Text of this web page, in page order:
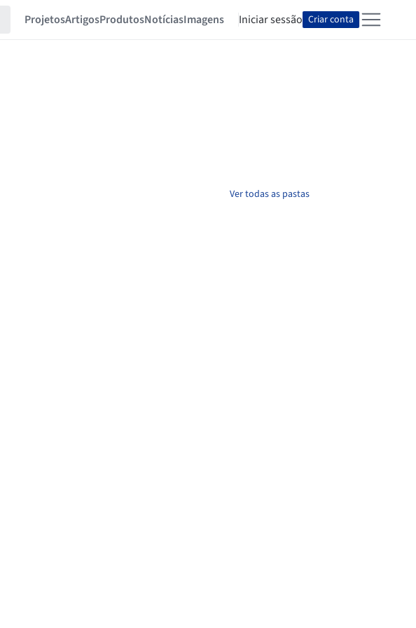
ProjetosArtigosProdutosNotíciasImagens Iniciar sessão Criar conta
Ver todas as pastas